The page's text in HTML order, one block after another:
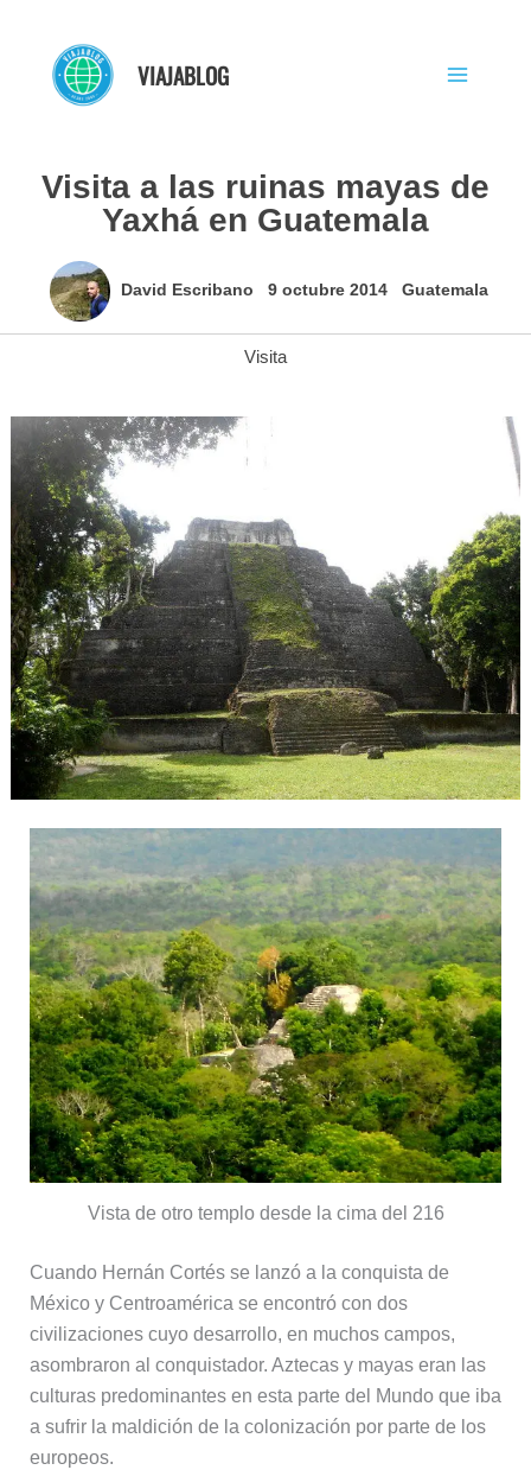
contenido
VIAJABLOG
Visita a las ruinas mayas de
Yaxhá en Guatemala
David Escribano 9 octubre 2014 Guatemala
Visita
Vista de otro templo desde la cima del 216
Cuando Hernán Cortés se lanzó a la conquista de
México y Centroamérica se encontró con dos
civilizaciones cuyo desarrollo, en muchos campos,
asombraron al conquistador. Aztecas y mayas eran las
culturas predominantes en esta parte del Mundo que iba
a sufrir la maldición de la colonización por parte de los
europeos.